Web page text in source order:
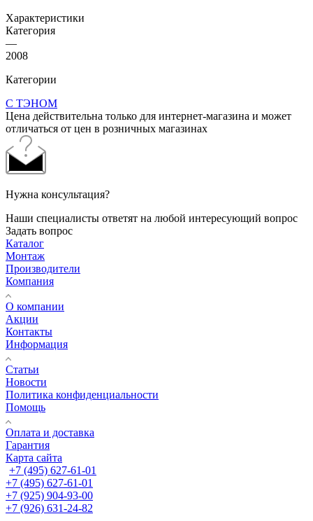
Характеристики
Категория
—
2008
Категории
С ТЭНОМ
Цена действительна только для интернет-магазина и может
отличаться от цен в розничных магазинах
Нужна консультация?
Наши специалисты ответят на любой интересующий вопрос
Задать вопрос
Каталог
Монтаж
Производители
Компания
О компании
Акции
Контакты
Информация
Статьи
Новости
Политика конфиденциальности
Помощь
Оплата и доставка
Гарантия
Карта сайта
+7 (495) 627-61-01
+7 (495) 627-61-01
+7 (925) 904-93-00
+7 (926) 631-24-82